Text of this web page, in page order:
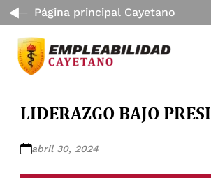
Página principal Cayetano
LIDERAZGO BAJO
abril 30, 2024